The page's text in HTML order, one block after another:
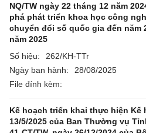
NQ/TW ngày 22 tháng 12 năm
phá phát triển khoa học công
chuyển đổi số quốc gia đến năm
năm 2025
Số hiệu:
262/KH-TTr
Ngày ban hành:
28/08/2025
File đính kèm:
Kế hoạch triển khai thực hiện Kế
13/5/2025 của Ban Thường vụ